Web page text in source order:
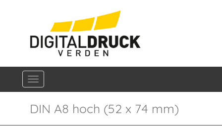
Navigation ein-/ausblenden
DIN A8 hoch (52 x 74 mm)